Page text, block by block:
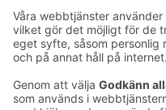
Feedback
Sokos Hotels nyhetsbrev
nyhetsbrev
Du får Sokos Hotellens